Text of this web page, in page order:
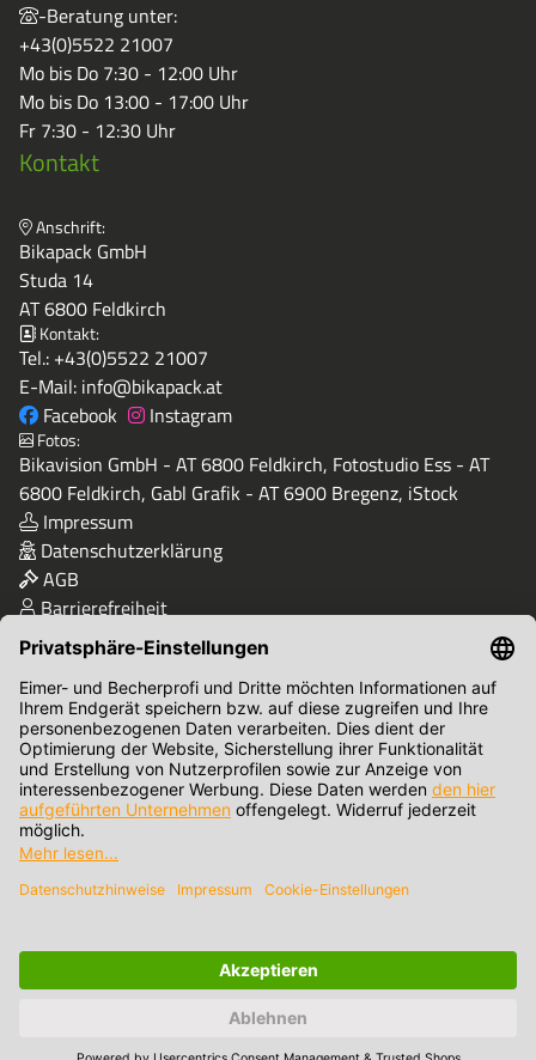
-Beratung unter:
+43(0)5522 21007
Mo bis Do 7:30 - 12:00 Uhr
Mo bis Do 13:00 - 17:00 Uhr
Fr 7:30 - 12:30 Uhr
Kontakt
Anschrift:
Bikapack GmbH
Studa 14
AT 6800 Feldkirch
Kontakt:
Tel.: +43(0)5522 21007
E-Mail: info@bikapack.at
Facebook
Instagram
Fotos:
Bikavision GmbH - AT 6800 Feldkirch, Fotostudio Ess - AT
6800 Feldkirch, Gabl Grafik - AT 6900 Bregenz, iStock
Impressum
Datenschutzerklärung
AGB
Barrierefreiheit
Qualität & Sicherheit
Zahlungsmethoden
© Eimer- und Becher-Profi-Shop von Bikapack GmbH